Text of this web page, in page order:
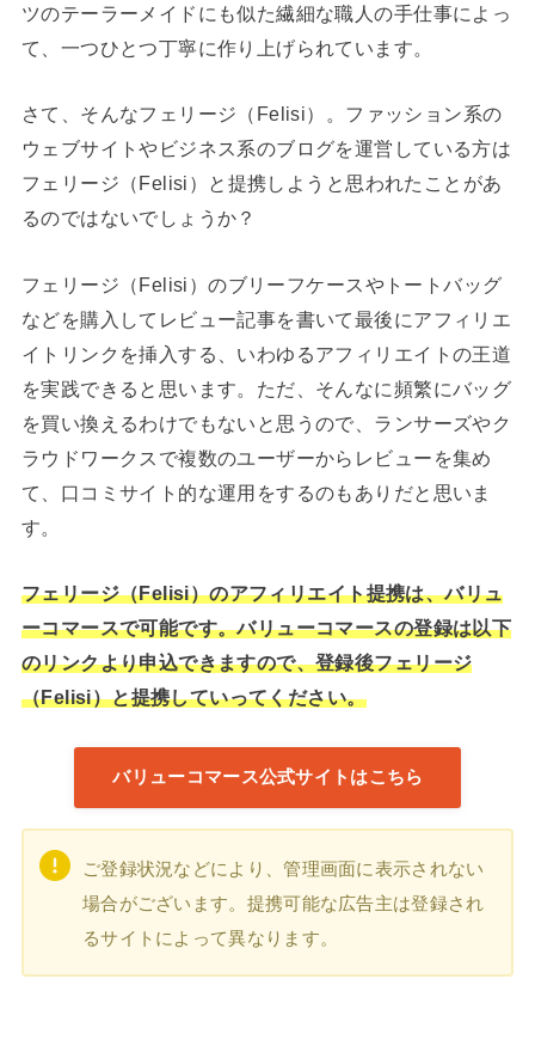
ツのテーラーメイドにも似た繊細な職人の手仕事によっ
て、一つひとつ丁寧に作り上げられています。
さて、そんなフェリージ（Felisi）。ファッション系の
ウェブサイトやビジネス系のブログを運営している方は
フェリージ（Felisi）と提携しようと思われたことがあ
るのではないでしょうか？
フェリージ（Felisi）のブリーフケースやトートバッグ
などを購入してレビュー記事を書いて最後にアフィリエ
イトリンクを挿入する、いわゆるアフィリエイトの王道
を実践できると思います。ただ、そんなに頻繁にバッグ
を買い換えるわけでもないと思うので、ランサーズやク
ラウドワークスで複数のユーザーからレビューを集め
て、口コミサイト的な運用をするのもありだと思いま
す。
フェリージ（Felisi）のアフィリエイト提携は、バリュ
ーコマースで可能です。バリューコマースの登録は以下
のリンクより申込できますので、登録後フェリージ
（Felisi）と提携していってください。
バリューコマース公式サイトはこちら
ご登録状況などにより、管理画面に表示されない
場合がございます。提携可能な広告主は登録され
るサイトによって異なります。